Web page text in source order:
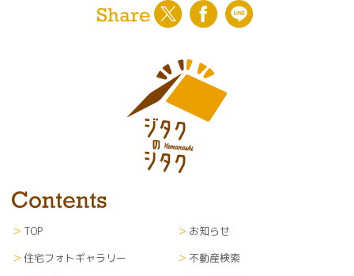
TOP
お知らせ
住宅フォトギャラリー
不動産検索